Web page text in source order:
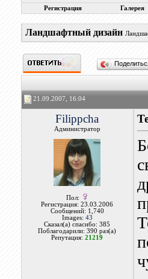
Регистрация Галерея
Ландшафтный дизайн
21.09.2007, 16:04
Filippcha
Администратор
Пол:
Регистрация: 23.03.2006
Сообщений: 1,740
Images: 43
Сказал(а) спасибо: 385
Поблагодарили: 390 раз(а)
Репутация:21219